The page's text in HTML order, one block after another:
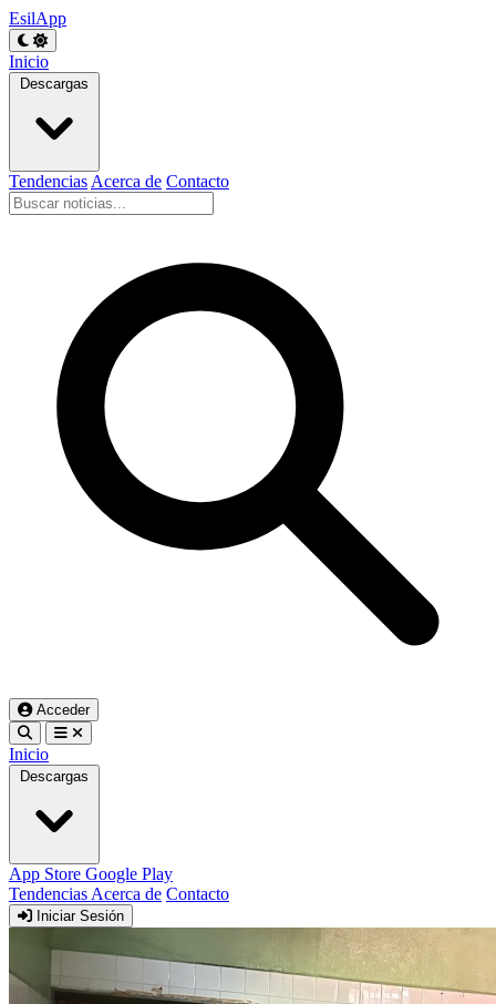
EsilApp
Inicio
Descargas
Tendencias Acerca de Contacto
Acceder
Inicio
Descargas
App Store Google Play
Tendencias Acerca de Contacto
Iniciar Sesión